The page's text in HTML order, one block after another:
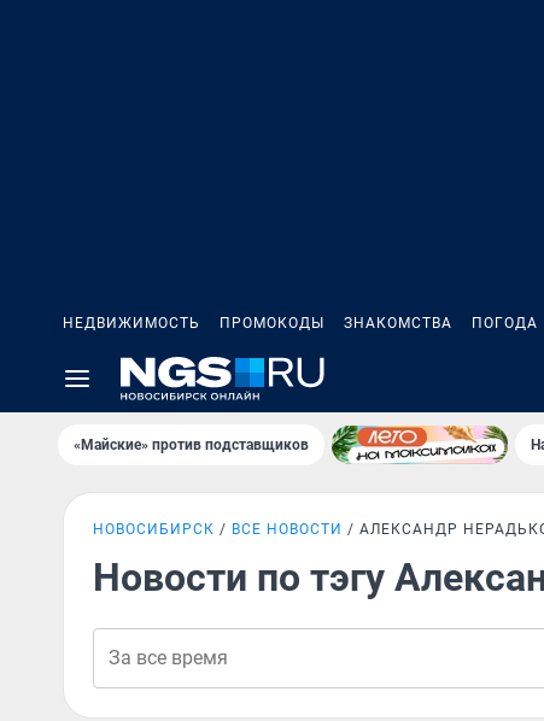
НЕДВИЖИМОСТЬ ПРОМОКОДЫ ЗНАКОМСТВА ПОГОДА
«Майские» против подставщиков
НОВОСИБИРСК ВСЕ НОВОСТИ АЛЕКСАНДР
Новости по тэгу